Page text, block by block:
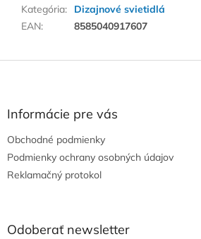
Kategória:
Dizajnové svietidlá
EAN: 8585040917607
Informácie pre vás
Obchodné podmienky
Podmienky ochrany osobných údajov
Reklamačný protokol
Odoberať newsletter